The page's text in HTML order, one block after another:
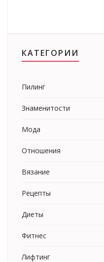
КАТЕГОРИИ
Пилинг
Знаменитости
Мода
Отношения
Вязание
Рецепты
Диеты
Фитнес
Лифтинг